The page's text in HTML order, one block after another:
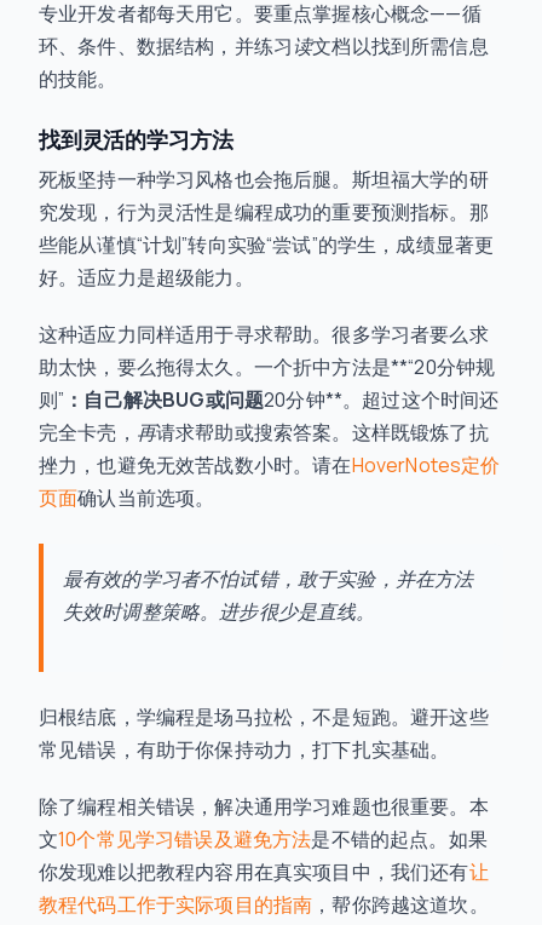
专业开发者都每天用它。要重点掌握核心概念——循
环、条件、数据结构，并练习读文档以找到所需信息
的技能。
找到灵活的学习方法
死板坚持一种学习风格也会拖后腿。斯坦福大学的研
究发现，行为灵活性是编程成功的重要预测指标。那
些能从谨慎“计划”转向实验“尝试”的学生，成绩显著更
好。适应力是超级能力。
这种适应力同样适用于寻求帮助。很多学习者要么求
助太快，要么拖得太久。一个折中方法是**“20分钟规
则” ：自己解决BUG或问题20分钟**。超过这个时间还
完全卡壳， 再请求帮助或搜索答案。这样既锻炼了抗
挫力，也避免无效苦战数小时。请在HoverNotes定价
页面确认当前选项。
最有效的学习者不怕试错，敢于实验，并在方法
失效时调整策略。进步很少是直线。
归根结底，学编程是场马拉松，不是短跑。避开这些
常见错误，有助于你保持动力，打下扎实基础。
除了编程相关错误，解决通用学习难题也很重要。本
文10个常见学习错误及避免方法是不错的起点。如果
你发现难以把教程内容用在真实项目中，我们还有让
教程代码工作于实际项目的指南 ，帮你跨越这道坎。